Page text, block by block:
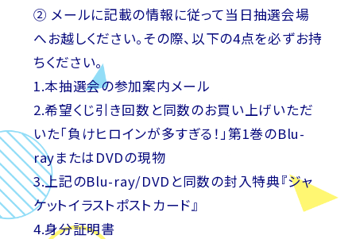
② メールに記載の情報に従って当日抽選会場
へお越しください。その際、以下の4点を必ずお持
ちください。
1.本抽選会の参加案内メール
2.希望くじ引き回数と同数のお買い上げいただ
いた「負けヒロインが多すぎる！」第1巻のBlu-
rayまたはDVDの現物
3.上記のBlu-ray/DVDと同数の封入特典『ジャ
ケットイラストポストカード』
4.身分証明書